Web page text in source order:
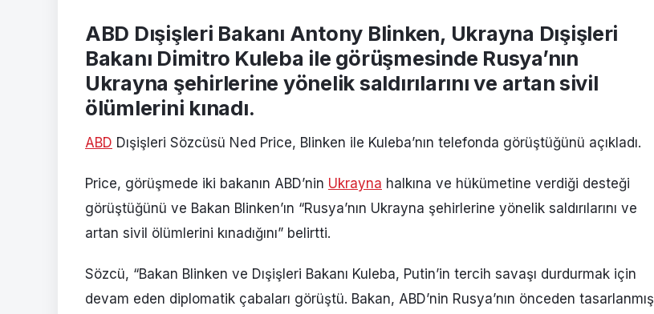
ABD Dışişleri Bakanı Antony Blinken, Ukrayna Dışişleri
Bakanı Dimitro Kuleba ile görüşmesinde Rusya’nın
Ukrayna şehirlerine yönelik saldırılarını ve artan sivil
ölümlerini kınadı.
ABD Dışişleri Sözcüsü Ned Price, Blinken ile Kuleba’nın telefonda görüştüğünü açıkladı.
Price, görüşmede iki bakanın ABD’nin Ukrayna halkına ve hükümetine verdiği desteği
görüştüğünü ve Bakan Blinken’ın “Rusya’nın Ukrayna şehirlerine yönelik saldırılarını ve
artan sivil ölümlerini kınadığını” belirtti.
Sözcü, “Bakan Blinken ve Dışişleri Bakanı Kuleba, Putin’in tercih savaşı durdurmak için
devam eden diplomatik çabaları görüştü. Bakan, ABD’nin Rusya’nın önceden tasarlanmış